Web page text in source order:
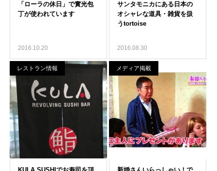
2016.10.20 2016.08.30
レストラン情報 メディア掲載